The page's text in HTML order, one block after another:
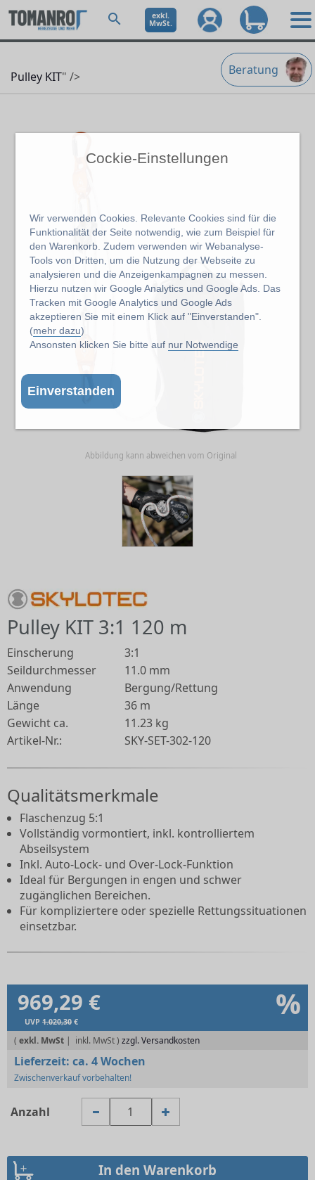
Cockie-Einstellungen
Wir verwenden Cookies. Relevante Cookies sind für die
Funktionalität der Seite notwendig, wie zum Beispiel für
den Warenkorb. Zudem verwenden wir Webanalyse-
Tools von Dritten, um die Nutzung der Webseite zu
analysieren und die Anzeigenkampagnen zu messen.
Hierzu nutzen wir Google Analytics und Google Ads. Das
Tracken mit Google Analytics und Google Ads
akzeptieren Sie mit einem Klick auf "Einverstanden".
(mehr dazu)
Ansonsten klicken Sie bitte auf nur Notwendige
Einverstanden
exkl.
MwSt.
Beratung
Pulley KIT" />
Abbildung kann abweichen vom Original
Pulley KIT 3:1 120 m
Einscherung
3:1
Seildurchmesser
11.0 mm
Anwendung
Bergung/Rettung
Länge
36 m
Gewicht ca.
11.23 kg
Artikel-Nr.:
SKY-SET-302-120
Qualitätsmerkmale
Flaschenzug 5:1
Vollständig vormontiert, inkl. kontrolliertem
Abseilsystem
Inkl. Auto-Lock- und Over-Lock-Funktion
Ideal für Bergungen in engen und schwer
zugänglichen Bereichen.
Für kompliziertere oder spezielle Rettungssituationen
einsetzbar.
969,29 € %
UVP 1.020,30 €
( exkl. MwSt | zzgl. Versandkosten
Lieferzeit: ca. 4 Wochen
Zwischenverkauf vorbehalten!
Anzahl